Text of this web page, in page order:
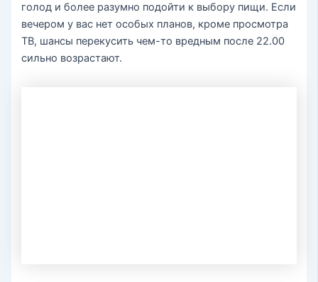
голод и более разумно подойти к выбору пищи. Если
вечером у вас нет особых планов, кроме просмотра
ТВ, шансы перекусить чем-то вредным после 22.00
сильно возрастают.